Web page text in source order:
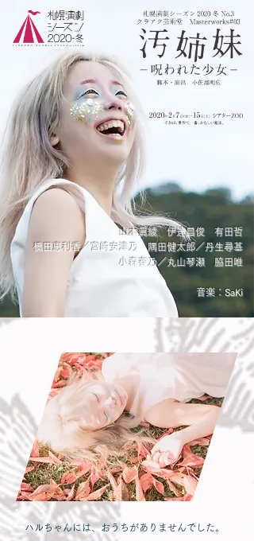
山木眞綾伊達昌俊 有田哲
橋田恵利香／宮崎安津乃隅田健太郎／丹生尋基
小森春乃／丸山琴瀬 脇田唯
​音楽：SaKi
ハルちゃんには、おうちがありませんでした。